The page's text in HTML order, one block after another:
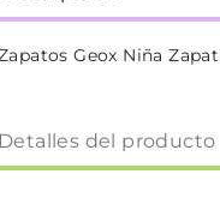
Geox Niña
Detalles del producto